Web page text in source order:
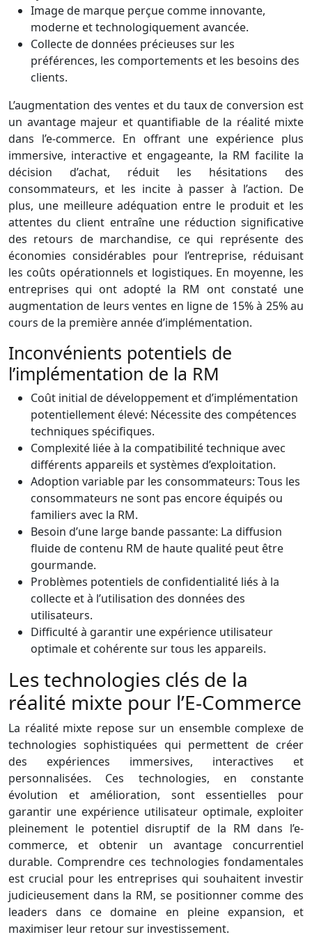
Image de marque perçue comme innovante,
moderne et technologiquement avancée.
Collecte de données précieuses sur les
préférences, les comportements et les besoins des
clients.
L’augmentation des ventes et du taux de conversion est
un avantage majeur et quantifiable de la réalité mixte
dans l’e-commerce. En offrant une expérience plus
immersive, interactive et engageante, la RM facilite la
décision d’achat, réduit les hésitations des
consommateurs, et les incite à passer à l’action. De
plus, une meilleure adéquation entre le produit et les
attentes du client entraîne une réduction significative
des retours de marchandise, ce qui représente des
économies considérables pour l’entreprise, réduisant
les coûts opérationnels et logistiques. En moyenne, les
entreprises qui ont adopté la RM ont constaté une
augmentation de leurs ventes en ligne de 15% à 25% au
cours de la première année d’implémentation.
Inconvénients potentiels de
l’implémentation de la RM
Coût initial de développement et d’implémentation
potentiellement élevé: Nécessite des compétences
techniques spécifiques.
Complexité liée à la compatibilité technique avec
différents appareils et systèmes d’exploitation.
Adoption variable par les consommateurs: Tous les
consommateurs ne sont pas encore équipés ou
familiers avec la RM.
Besoin d’une large bande passante: La diffusion
fluide de contenu RM de haute qualité peut être
gourmande.
Problèmes potentiels de confidentialité liés à la
collecte et à l’utilisation des données des
utilisateurs.
Difficulté à garantir une expérience utilisateur
optimale et cohérente sur tous les appareils.
Les technologies clés de la
réalité mixte pour l’E-Commerce
La réalité mixte repose sur un ensemble complexe de
technologies sophistiquées qui permettent de créer
des expériences immersives, interactives et
personnalisées. Ces technologies, en constante
évolution et amélioration, sont essentielles pour
garantir une expérience utilisateur optimale, exploiter
pleinement le potentiel disruptif de la RM dans l’e-
commerce, et obtenir un avantage concurrentiel
durable. Comprendre ces technologies fondamentales
est crucial pour les entreprises qui souhaitent investir
judicieusement dans la RM, se positionner comme des
leaders dans ce domaine en pleine expansion, et
maximiser leur retour sur investissement.